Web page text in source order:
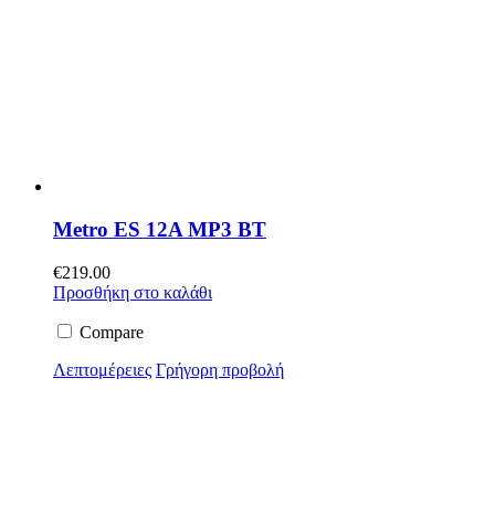
Metro ES 12A MP3 BT
€219.00
Προσθήκη στο καλάθι
Compare
Λεπτομέρειες Γρήγορη προβολή